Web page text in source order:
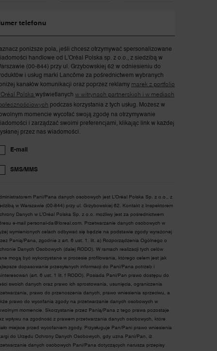
telefonu
poniższe pola, jeśli chcesz otrzymywać spersonalizowane
handlowe od L'Oréal Polska sp. z o.o., z siedzibą w
(00-844) przy ul. Grzybowskiej 62 w odniesieniu do
i usług marki Lancôme za pośrednictwem wybranych
kanałów komunikacji oraz poprzez reklamy marek z portfolio
Polska wyświetlanych w witrynach partnerskich i w mediach
podczas korzystania z tych usług. Możesz w
momencie wycofać swoją zgodę na otrzymywanie
i zarządzać swoimi preferencjami, klikając link w każdej
przez nas wiadomości.
E-mail
SMS/MMS
Pani/Pana danych osobowych jest L’Oréal Polska Sp. z o.o., z
w Warszawie (00-844) przy ul. Grzybowskiej 62. Kontakt z Inspektorem
Danych w L’Oréal Polska Sp. z o.o. możliwy jest za pośrednictwem
e-mail personal-da@loreal.com . Przetwarzanie danych osobowych w
wymienionych celach odbywać się będzie na podstawie zgody wyrażonej
Panią/Pana, zgodnie z art. 6 ust. 1. lit. a) Rozporządzenia Ogólnego o
Danych Osobowych (dalej RODO). W ramach realizacji tych celów
mogą być wykorzystane w procesie profilowania, którego celem jest jak
dopasowanie przesyłanych informacji do Pani/Pana potrzeb i
(art. 6 ust. 1 lit. f RODO). Posiada Pani/Pan prawo dostępu do
swoich danych oraz prawo ich sprostowania, usunięcia, ograniczenia
prawo do przenoszenia danych, prawo wniesienia sprzeciwu, a
prawo do wycofania zgody na przetwarzanie danych osobowych w
momencie. Skorzystanie przez Panią/Pana z tego prawa pozostaje
wpływu na zgodność z prawem przetwarzania danych osobowych, które
miejsce przed wycofaniem zgody. Przysługuje Pan/Pani prawo wniesienia
do Urzędu Ochrony Danych Osobowych, gdy uzna Pani/Pan, iż
danych osobowych Pani/Pana dotyczących narusza przepisy